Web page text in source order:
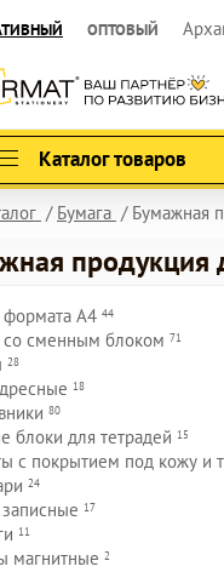
ОПТОВЫЙ
Каталог товаров
Бумага Бумажная
продукция
формата А4 44
со сменным блоком 71
28
18
80
блоки для тетрадей 15
с покрытием под кожу и
24
записные 17
11
магнитные 2